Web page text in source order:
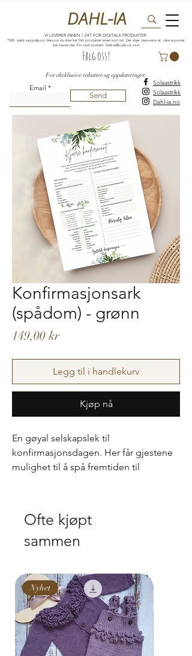
VI LEVERER INNEN 1-24T FOR DIGITALE PRODUKTER
*NB: sjekk søppelpost dersom du ikke har fått produktet innen kort tid. Det skjer dessverre at våre e-poster
kan havne der. For rask kontakt: Dahl-ia@outlook.com
DAHL-IA
For eksklusive rabatter og oppdateringer.
Følg oss!
Email
Send
Solaastrikk
Solaastrikk
Dahl-ia.no
Konfirmasjonsark
(spådom) - grønn
149,00 krPris
Legg til i handlekurv
Kjøp nå
En gøyal selskapslek til
konfirmasjonsdagen. Her får gjestene
mulighet til å spå fremtiden til
eller senere. Hvem får flest riktig?
Ofte kjøpt
sammen
Nyhet